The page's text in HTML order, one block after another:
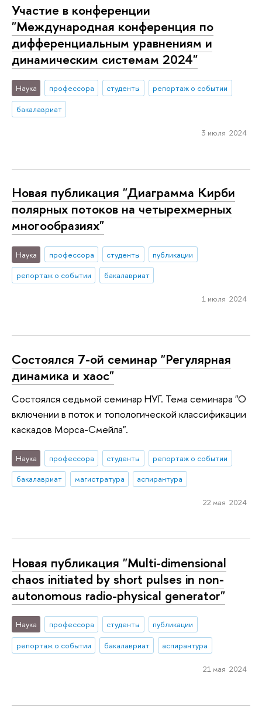
Участие в конференции
"Международная конференция по
дифференциальным уравнениям и
динамическим системам 2024"
Наука профессора студенты
репортаж о событии
бакалавриат
3 июля 2024
Новая публикация "Диаграмма Кирби
полярных потоков на четырехмерных
многообразиях"
Наука профессора студенты
публикации
репортаж о событии
бакалавриат
1 июля 2024
Состоялся 7-ой семинар "Регулярная
динамика и хаос"
Состоялся седьмой семинар НУГ. Тема семинара "О
включении в поток и топологической классификации
каскадов Морса-Смейла".
Наука профессора студенты
репортаж о событии
бакалавриат
магистратура аспирантура
22 мая 2024
Новая публикация "Multi-dimensional
chaos initiated by short pulses in non-
autonomous radio-physical generator"
Наука профессора студенты
публикации
репортаж о событии
бакалавриат аспирантура
21 мая 2024